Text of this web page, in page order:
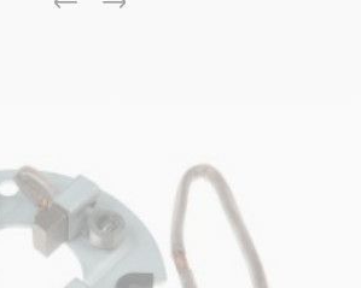
Previous
Next